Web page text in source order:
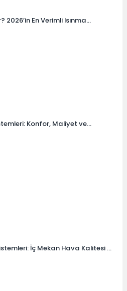
2026’in En Verimli Isınma
Konfor, Maliyet ve
İç Mekan Hava Kalitesi ve
(2025)